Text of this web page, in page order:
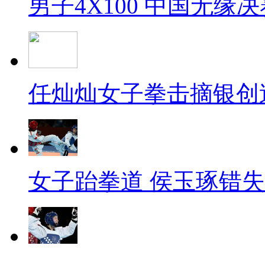
男子4X100 中国无缘
任灿灿女子拳击摘银
女子跆拳道 侯玉琢错